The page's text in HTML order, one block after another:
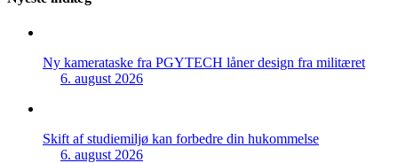
Ny kamerataske fra PGYTECH låner design fra militæret
6. august 2026
Skift af studiemiljø kan forbedre din hukommelse
6. august 2026